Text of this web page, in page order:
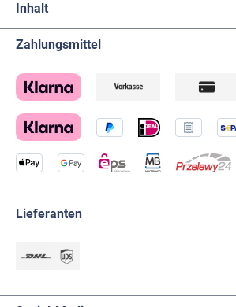
Inhalt
Zahlungsmittel
Lieferanten